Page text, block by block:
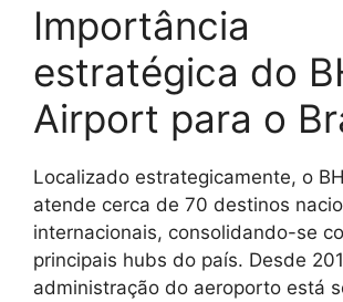
Importância
estratégica do
Airport para o
Localizado estrategicamente, o
atende cerca de 70 destinos
internacionais, consolidando-se
principais hubs do país. Desde
administração do aeroporto está